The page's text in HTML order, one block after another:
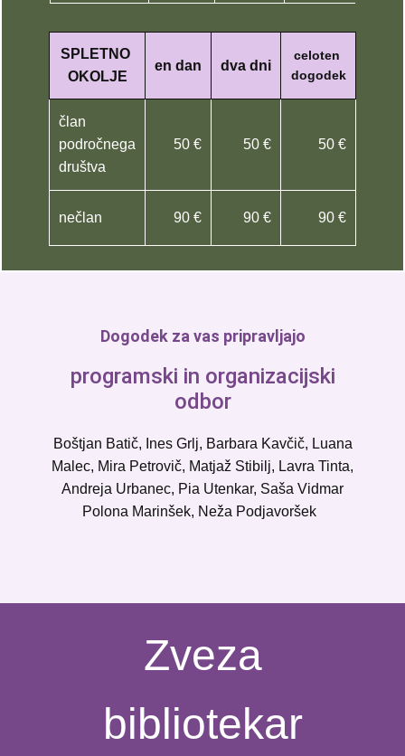
SPLETNO
OKOLJE
en dan dva dni
celoten
dogodek
član
področnega
društva
50 € 50 € 50 €
nečlan 90 € 90 € 90 €
Dogodek za vas pripravljajo
programski in organizacijski
odbor
Boštjan Batič, Ines Grlj, Barbara Kavčič, Luana
Malec, Mira Petrovič, Matjaž Stibilj, Lavra Tinta,
Andreja Urbanec, Pia Utenkar, Saša Vidmar
Polona Marinšek, Neža Podjavoršek
Zveza
bibliotekar